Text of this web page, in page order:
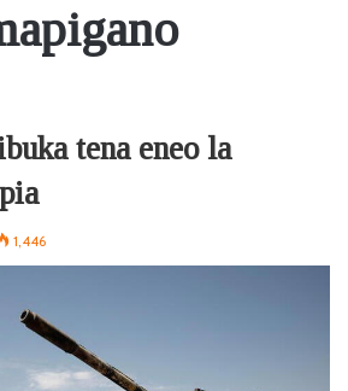
tena eneo la
1,446